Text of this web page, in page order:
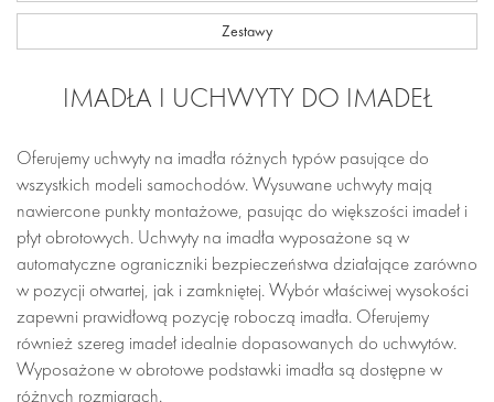
Zestawy
IMADŁA I UCHWYTY DO IMADEŁ
Oferujemy uchwyty na imadła różnych typów pasujące do
wszystkich modeli samochodów. Wysuwane uchwyty mają
nawiercone punkty montażowe, pasując do większości imadeł i
płyt obrotowych. Uchwyty na imadła wyposażone są w
automatyczne ograniczniki bezpieczeństwa działające zarówno
w pozycji otwartej, jak i zamkniętej. Wybór właściwej wysokości
zapewni prawidłową pozycję roboczą imadła. Oferujemy
również szereg imadeł idealnie dopasowanych do uchwytów.
Wyposażone w obrotowe podstawki imadła są dostępne w
różnych rozmiarach.